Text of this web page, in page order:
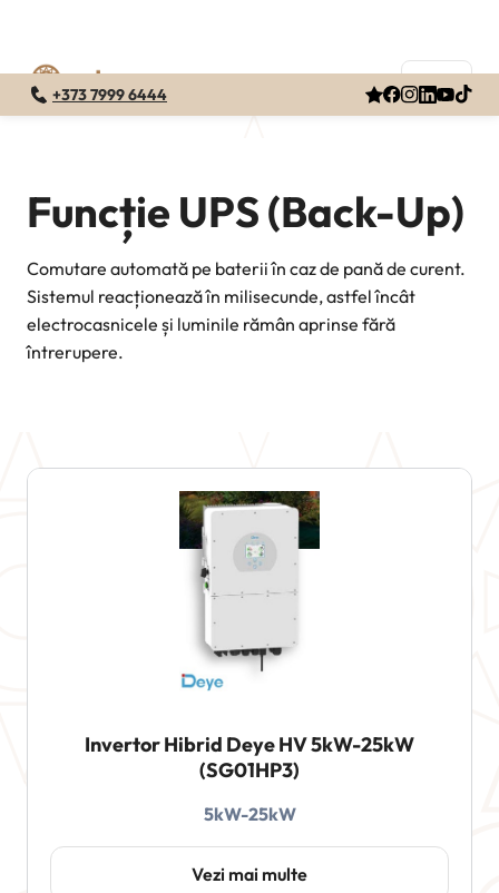
+373 7999 6444
Funcție UPS (Back-Up)
Comutare automată pe baterii în caz de pană de curent.
Sistemul reacționează în milisecunde, astfel încât
electrocasnicele și luminile rămân aprinse fără
întrerupere.
Invertor Hibrid Deye HV 5kW-25kW
(SG01HP3)
5kW-25kW
Vezi mai multe